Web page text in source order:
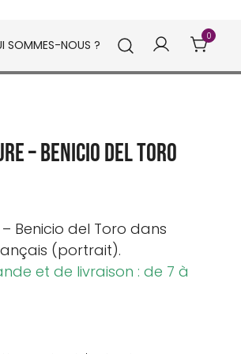
SOMMES-NOUS ?
0
– Benicio del Toro
Benicio del Toro dans
(portrait).
et de livraison : de 7 à